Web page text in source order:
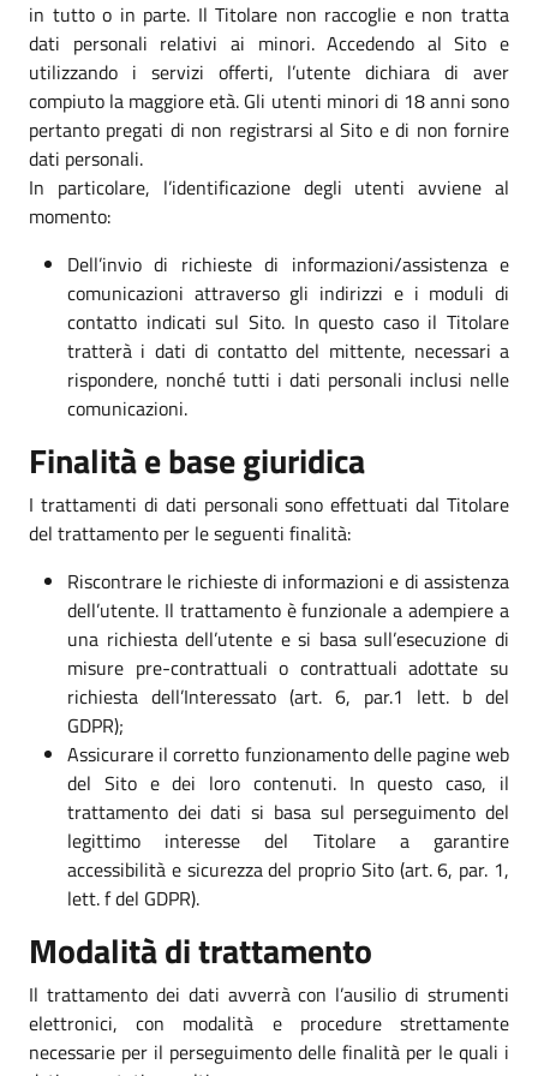
in tutto o in parte. Il Titolare non raccoglie e non tratta
dati personali relativi ai minori. Accedendo al Sito e
utilizzando i servizi offerti, l’utente dichiara di aver
compiuto la maggiore età. Gli utenti minori di 18 anni sono
pertanto pregati di non registrarsi al Sito e di non fornire
dati personali.
In particolare, l’identificazione degli utenti avviene al
momento:
Dell’invio di richieste di informazioni/assistenza e
comunicazioni attraverso gli indirizzi e i moduli di
contatto indicati sul Sito. In questo caso il Titolare
tratterà i dati di contatto del mittente, necessari a
rispondere, nonché tutti i dati personali inclusi nelle
comunicazioni.
Finalità e base giuridica
I trattamenti di dati personali sono effettuati dal Titolare
del trattamento per le seguenti finalità:
Riscontrare le richieste di informazioni e di assistenza
dell’utente. Il trattamento è funzionale a adempiere a
una richiesta dell’utente e si basa sull’esecuzione di
misure pre-contrattuali o contrattuali adottate su
richiesta dell’Interessato (art. 6, par.1 lett. b del
GDPR);
Assicurare il corretto funzionamento delle pagine web
del Sito e dei loro contenuti. In questo caso, il
trattamento dei dati si basa sul perseguimento del
legittimo interesse del Titolare a garantire
accessibilità e sicurezza del proprio Sito (art. 6, par. 1,
lett. f del GDPR).
Modalità di trattamento
Il trattamento dei dati avverrà con l’ausilio di strumenti
elettronici, con modalità e procedure strettamente
necessarie per il perseguimento delle finalità per le quali i